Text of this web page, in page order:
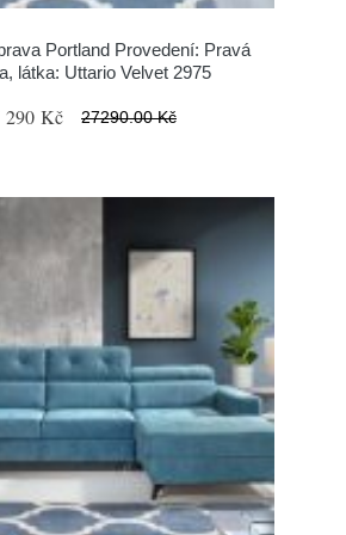
Portland Provedení: Pravá
látka: Uttario Velvet 2975
290 Kč 27290.00 Kč